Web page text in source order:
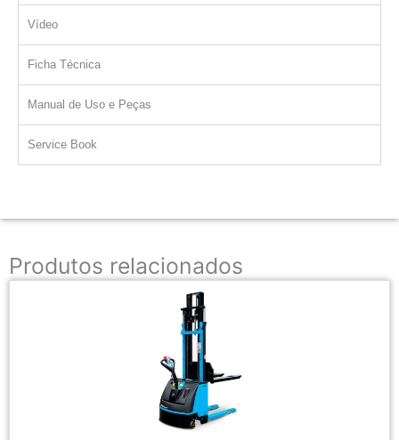
Vídeo
Ficha Técnica
Manual de Uso e Peças
Service Book
Produtos relacionados